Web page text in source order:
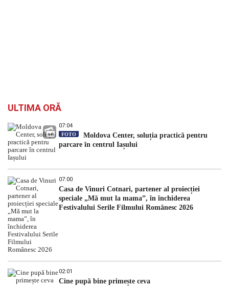
ULTIMA ORĂ
07:04
FOTO
Moldova Center, soluția practică pentru
parcare în centrul Iașului
07:00
Casa de Vinuri Cotnari, partener al proiecției
speciale „Mă mut la mama”, în închiderea
Festivalului Serile Filmului Românesc 2026
02:01
Cine pupă bine primește ceva